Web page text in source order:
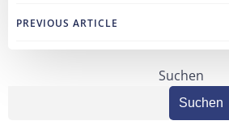
Post
navigation
PREVIOUS ARTICLE
Suchen
Suchen